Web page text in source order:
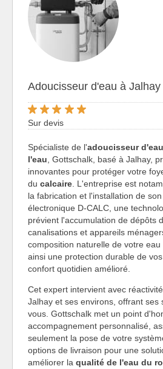
Adoucisseur d'eau à Jalhay
Sur devis
Spécialiste de l'adoucisseur d'eau
l'eau , Gottschalk, basé à Jalhay,
innovantes pour protéger votre
du calcaire . L'entreprise est
la fabrication et l'installation de
électronique D-CALC, une
prévient l'accumulation de dépôts
canalisations et appareils
composition naturelle de votre
ainsi une protection durable de
confort quotidien amélioré.
Cet expert intervient avec
Jalhay et ses environs, offrant ses
vous. Gottschalk met un point
accompagnement personnalisé,
seulement la pose de votre
options de livraison pour une
améliorer la qualité de l'eau du